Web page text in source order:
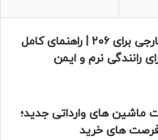
بهترین لاستیک خارجی برای ۲۰۶ | راهنمای کامل
رانندگی نرم و ایمن
ماشین های وارداتی جدید؛
فرصت های خرید